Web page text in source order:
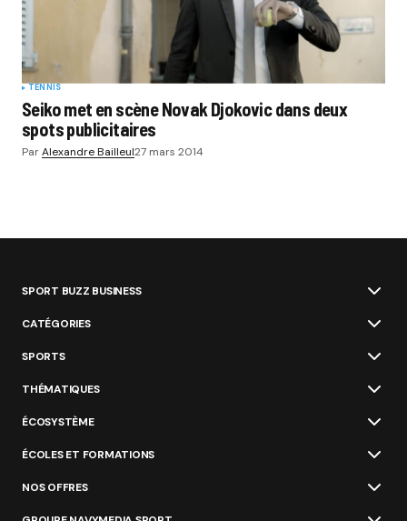
TENNIS
Seiko met en scène Novak Djokovic dans deux
spots publicitaires
ParAlexandre Bailleul27 mars 2014
SPORT BUZZ BUSINESS
CATÉGORIES
SPORTS
THÉMATIQUES
ÉCOSYSTÈME
ÉCOLES ET FORMATIONS
NOS OFFRES